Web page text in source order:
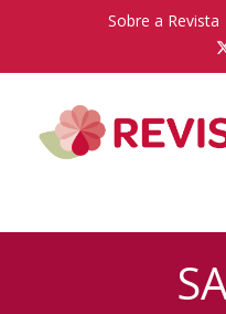
Sobre a Revista